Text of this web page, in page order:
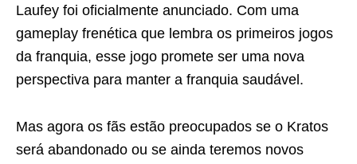
Laufey foi oficialmente anunciado. Com uma
gameplay frenética que lembra os primeiros jogos
da franquia, esse jogo promete ser uma nova
perspectiva para manter a franquia saudável.
Mas agora os fãs estão preocupados se o Kratos
será abandonado ou se ainda teremos novos